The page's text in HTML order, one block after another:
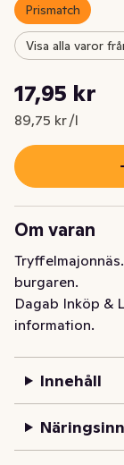
Prismatch
Visa alla varor
Nuvarande pris
17,95 kr
89,75 kr /l
Styckpris: 89,75
Om varan
burgaren.
Dagab Inköp &
information.
Innehåll